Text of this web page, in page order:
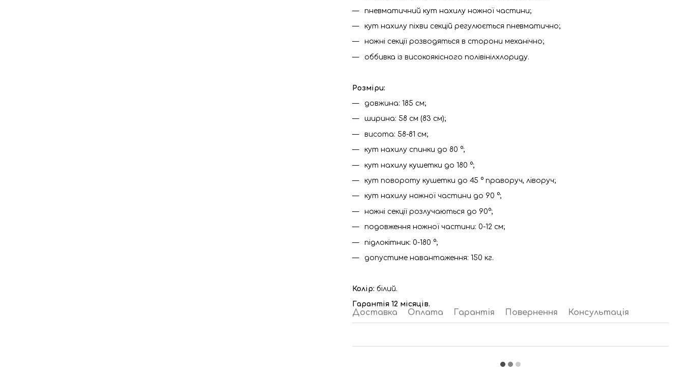
пневматичний кут нахилу ножної частини;
кут нахилу піхви секцій регулюється пневматично;
ножні секції розводяться в сторони механічно;
оббивка із високоякісного полівінілхлориду.
Розміри:
довжина: 185 см;
ширина: 58 см (83 см);
висота: 58-81 см;
кут нахилу спинки до 80 °;
кут нахилу кушетки до 180 °;
кут повороту кушетки до 45 ° праворуч, ліворуч;
кут нахилу ножної частини до 90 °;
ножні секції розлучаються до 90°;
подовження ножної частини: 0-12 см;
підлокітник: 0-180 °;
допустиме навантаження: 150 кг.
Колір: білий.
Гарантія 12 місяців.
Доставка Оплата Гарантія Повернення Консультація